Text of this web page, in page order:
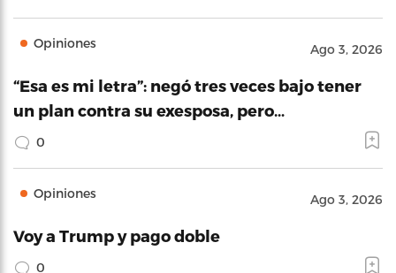
Opiniones Ago 3, 2026
“Esa es mi letra”: negó tres veces bajo tener
un plan contra su exesposa, pero…
0
Opiniones Ago 3, 2026
Voy a Trump y pago doble
0